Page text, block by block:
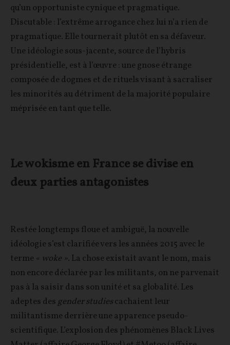
qu’un opportuniste cynique et pragmatique.
Discutable : l’extrême arrogance chez lui n’a rien de
pragmatique. Elle tournerait plutôt en sa défaveur.
Une idéologie sous-jacente, source de l’hybris
présidentielle, est à l’œuvre : une gnose étrange
composée de dogmes et de rituels visant à sacraliser
les minorités au détriment de la majorité populaire
méprisée en tant que telle.
Le wokisme en France se divise en
deux parties antagonistes
Restée longtemps floue et ambiguë, la nouvelle
idéologie s’est clarifiée vers les années 2015 avec le
terme « woke ». La chose existait avant le nom, mais
non encore déclarée par les militants, on ne parvenait
pas à la saisir dans son unité et sa globalité. Les
adeptes des gender studiescachaient leur
militantisme derrière une apparence pseudo-
scientifique. L’explosion des phénomènes Black Lives